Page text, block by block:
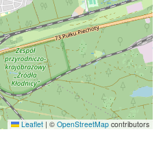
Leaflet | © OpenStreetMap contributors